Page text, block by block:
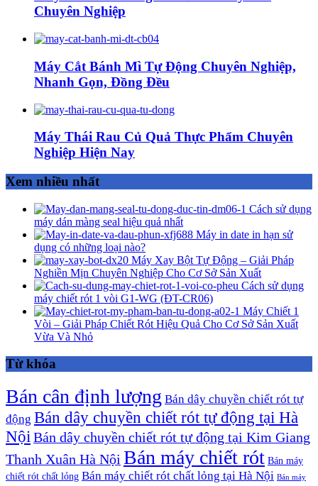
Chuyên Nghiệp
Máy Cắt Bánh Mì Tự Động Chuyên Nghiệp,
Nhanh Gọn, Đồng Đều
Máy Thái Rau Củ Quả Thực Phẩm Chuyên
Nghiệp Hiện Nay
Xem nhiều nhất
Cách sử dụng
máy dán màng seal hiệu quả nhất
Máy in date in hạn sử
dụng có những loại nào?
Máy Xay Bột Tự Động – Giải Pháp
Nghiền Mịn Chuyên Nghiệp Cho Cơ Sở Sản Xuất
Cách sử dụng
máy chiết rót 1 vòi G1-WG (ĐT-CR06)
Máy Chiết 1
Vòi – Giải Pháp Chiết Rót Hiệu Quả Cho Cơ Sở Sản Xuất
Vừa Và Nhỏ
Từ khóa
Bán cân định lượng Bán dây chuyền chiết rót tự
động Bán dây chuyền chiết rót tự động tại Hà
Nội Bán dây chuyền chiết rót tự động tại Kim Giang
Thanh Xuân Hà Nội Bán máy chiết rót Bán máy
chiết rót chất lỏng Bán máy chiết rót chất lỏng tại Hà Nội Bán máy